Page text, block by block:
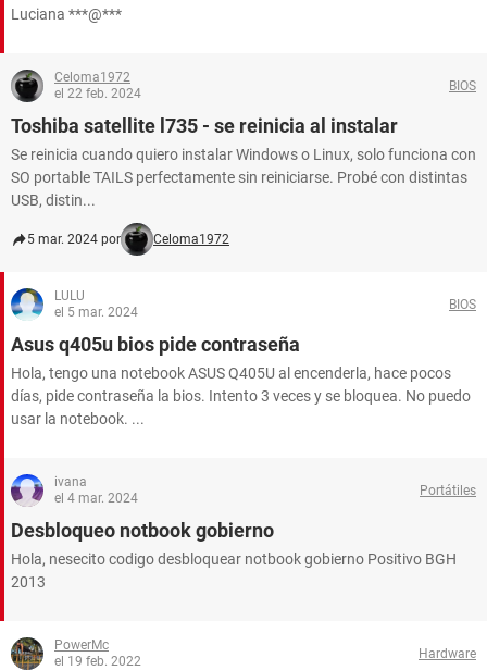
Luciana ***@***
Celoma1972
el 22 feb. 2024
BIOS
Toshiba satellite l735 - se reinicia al instalar
Se reinicia cuando quiero instalar Windows o Linux, solo funciona con
SO portable TAILS perfectamente sin reiniciarse. Probé con distintas
USB, distin...
5 mar. 2024 por Celoma1972
LULU
el 5 mar. 2024
BIOS
Asus q405u bios pide contraseña
Hola, tengo una notebook ASUS Q405U al encenderla, hace pocos
días, pide contraseña la bios. Intento 3 veces y se bloquea. No puedo
usar la notebook. ...
ivana
el 4 mar. 2024
Portátiles
Desbloqueo notbook gobierno
Hola, nesecito codigo desbloquear notbook gobierno Positivo BGH
2013
PowerMc
el 19 feb. 2022
Hardware